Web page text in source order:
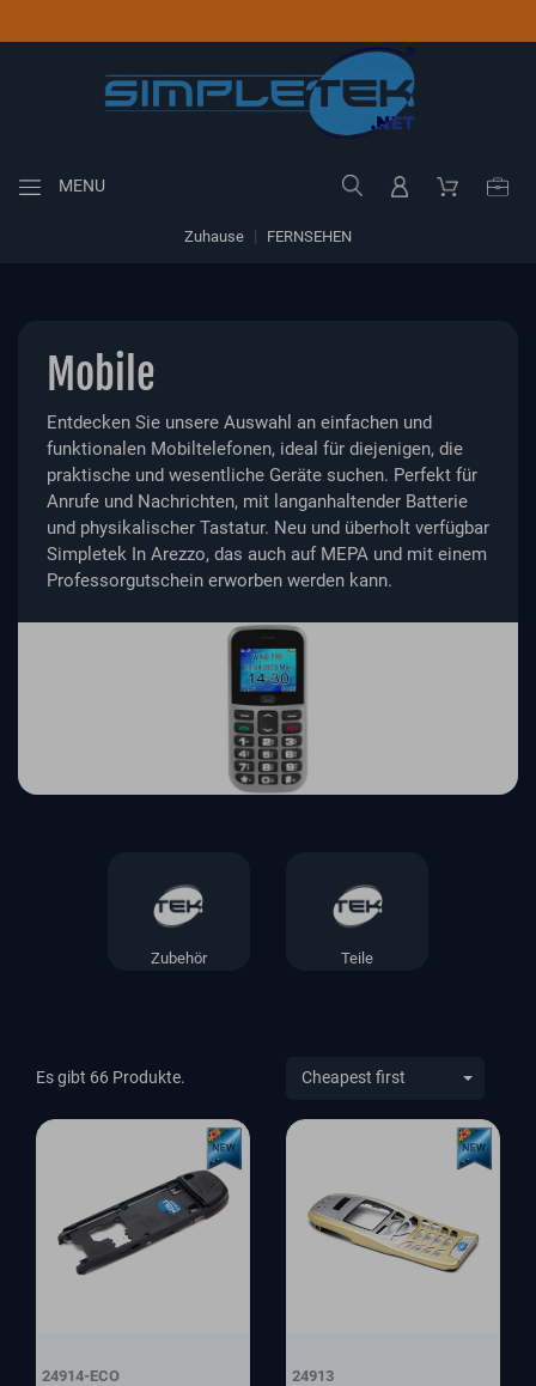
MENU
Zuhause FERNSEHEN
Mobile
Entdecken Sie unsere Auswahl an einfachen und
funktionalen Mobiltelefonen, ideal für diejenigen, die
praktische und wesentliche Geräte suchen. Perfekt für
Anrufe und Nachrichten, mit langanhaltender Batterie
und physikalischer Tastatur. Neu und überholt verfügbar
Simpletek In Arezzo, das auch auf MEPA und mit einem
Professorgutschein erworben werden kann.
Zubehör Teile
Es gibt 66 Produkte.
24914-ECO 24913